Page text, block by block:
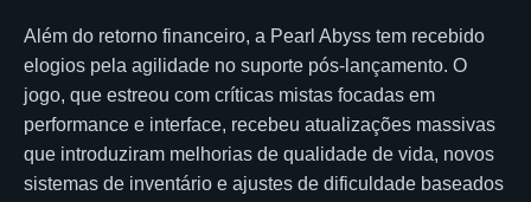
Além do retorno financeiro, a Pearl Abyss tem recebido
elogios pela agilidade no suporte pós-lançamento. O
jogo, que estreou com críticas mistas focadas em
performance e interface, recebeu atualizações massivas
que introduziram melhorias de qualidade de vida, novos
sistemas de inventário e ajustes de dificuldade baseados